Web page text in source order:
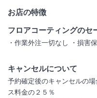
お店の特徴
フロアコーティングのセ
・作業外注一切なし ・損害
キャンセルについて
予約確定後のキャンセルの
ス料金の２５％